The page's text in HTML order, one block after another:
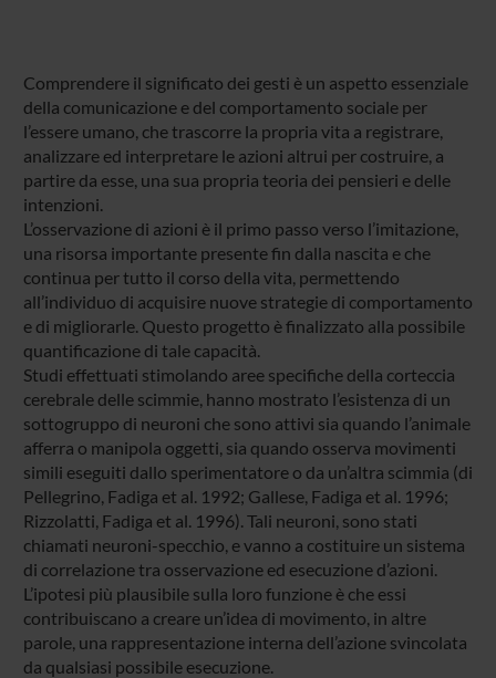
Comprendere il significato dei gesti è un aspetto essenziale
della comunicazione e del comportamento sociale per
l’essere umano, che trascorre la propria vita a registrare,
analizzare ed interpretare le azioni altrui per costruire, a
partire da esse, una sua propria teoria dei pensieri e delle
intenzioni.
L’osservazione di azioni è il primo passo verso l’imitazione,
una risorsa importante presente fin dalla nascita e che
continua per tutto il corso della vita, permettendo
all’individuo di acquisire nuove strategie di comportamento
e di migliorarle. Questo progetto è finalizzato alla possibile
quantificazione di tale capacità.
Studi effettuati stimolando aree specifiche della corteccia
cerebrale delle scimmie, hanno mostrato l’esistenza di un
sottogruppo di neuroni che sono attivi sia quando l’animale
afferra o manipola oggetti, sia quando osserva movimenti
simili eseguiti dallo sperimentatore o da un’altra scimmia (di
Pellegrino, Fadiga et al. 1992; Gallese, Fadiga et al. 1996;
Rizzolatti, Fadiga et al. 1996). Tali neuroni, sono stati
chiamati neuroni-specchio, e vanno a costituire un sistema
di correlazione tra osservazione ed esecuzione d’azioni.
L’ipotesi più plausibile sulla loro funzione è che essi
contribuiscano a creare un’idea di movimento, in altre
parole, una rappresentazione interna dell’azione svincolata
da qualsiasi possibile esecuzione.